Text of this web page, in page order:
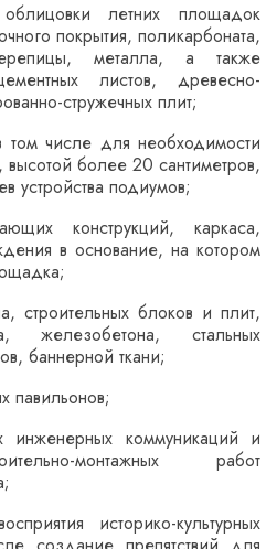
летних площадок
покрытия, поликарбоната,
металла, а также
листов, древесно-
стружечных плит;
том числе для необходимости
высотой более 20 сантиметров,
устройства подиумов;
конструкций, каркаса,
в основание, на котором
строительных блоков и плит,
железобетона, стальных
баннерной ткани;
павильонов;
инженерных коммуникаций и
монтажных работ
историко-культурных